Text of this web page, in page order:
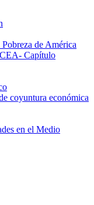
de América
Capítulo
coyuntura económica
en el Medio